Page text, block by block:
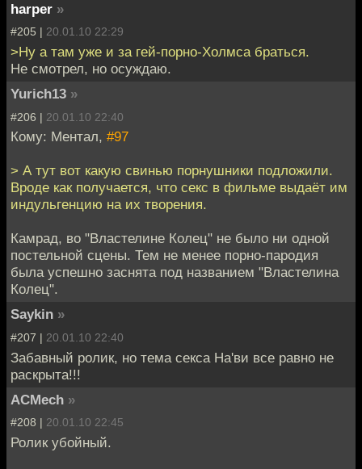
harper »
#205 | 20.01.10 22:29
>Ну а там уже и за гей-порно-Холмса браться.
Не смотрел, но осуждаю.
Yurich13 »
#206 | 20.01.10 22:40
Кому: Ментал, #97
> А тут вот какую свинью порнушники подложили.
Вроде как получается, что секс в фильме выдаёт им
индульгенцию на их творения.
Камрад, во "Властелине Колец" не было ни одной
постельной сцены. Тем не менее порно-пародия
была успешно заснята под названием "Властелина
Колец".
Saykin »
#207 | 20.01.10 22:40
Забавный ролик, но тема секса На'ви все равно не
раскрыта!!!
ACMech »
#208 | 20.01.10 22:45
Ролик убойный.